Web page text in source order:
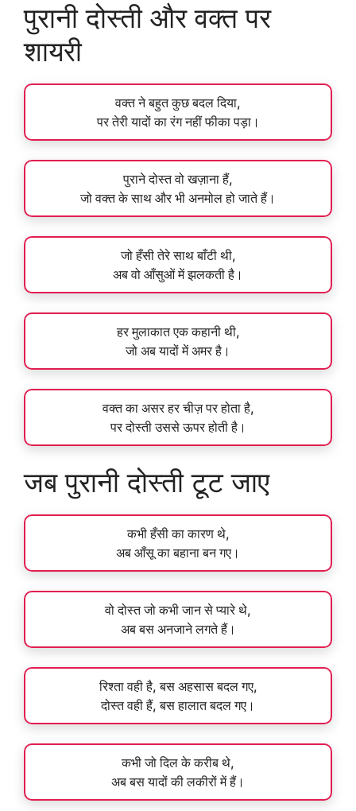
पुरानी दोस्ती और वक्त पर
शायरी
वक्त ने बहुत कुछ बदल दिया,
पर तेरी यादों का रंग नहीं फीका पड़ा।
पुराने दोस्त वो खज़ाना हैं,
जो वक्त के साथ और भी अनमोल हो जाते हैं।
जो हँसी तेरे साथ बाँटी थी,
अब वो आँसुओं में झलकती है।
हर मुलाकात एक कहानी थी,
जो अब यादों में अमर है।
वक्त का असर हर चीज़ पर होता है,
पर दोस्ती उससे ऊपर होती है।
जब पुरानी दोस्ती टूट जाए
कभी हँसी का कारण थे,
अब आँसू का बहाना बन गए।
वो दोस्त जो कभी जान से प्यारे थे,
अब बस अनजाने लगते हैं।
रिश्ता वही है, बस अहसास बदल गए,
दोस्त वही हैं, बस हालात बदल गए।
कभी जो दिल के करीब थे,
अब बस यादों की लकीरों में हैं।